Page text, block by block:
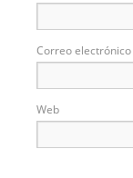
Correo electrónico
Web